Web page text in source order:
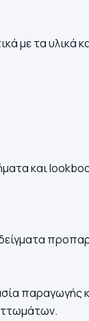
με τα υλικά
και
παραγωγής